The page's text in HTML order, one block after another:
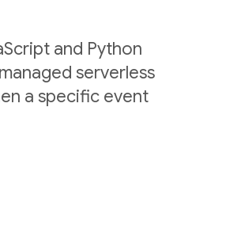
and Python
serverless
a specific event